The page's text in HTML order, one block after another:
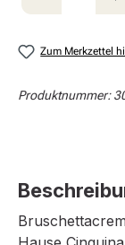
Zum Merkzettel
Produktnummer: